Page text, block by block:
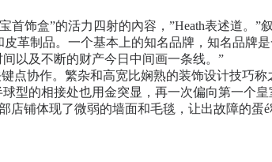
饰盒”的活力四射的內容，”Heath表述道。”
革制品。一个基本上的知名品牌，知名品牌
以及不断的财产今日中间画一条线。”
点协作。繁杂和高宽比娴熟的装饰设计技巧称
型的相接处也用金突显，再一次偏向第一个
铺体现了微弱的墙面和毛毯，让出故障的蛋